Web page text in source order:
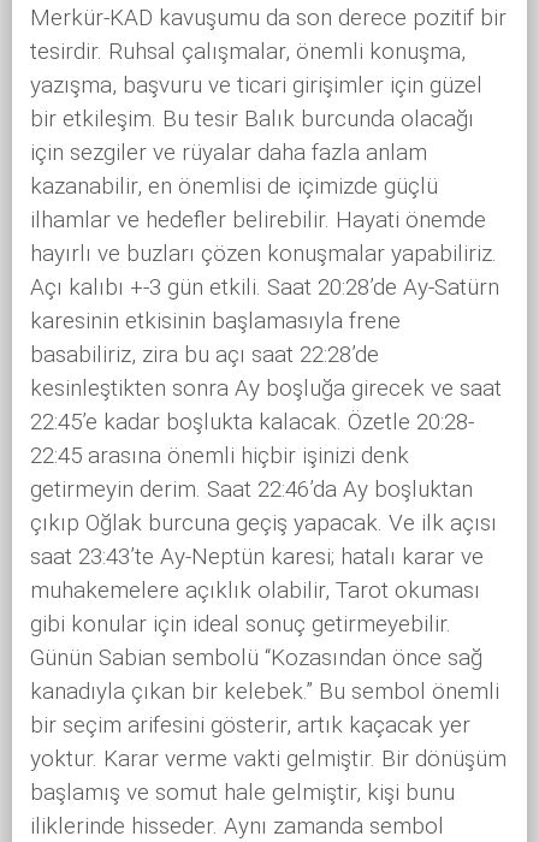
Merkür-KAD kavuşumu da son derece pozitif bir
tesirdir. Ruhsal çalışmalar, önemli konuşma,
yazışma, başvuru ve ticari girişimler için güzel
bir etkileşim. Bu tesir Balık burcunda olacağı
için sezgiler ve rüyalar daha fazla anlam
kazanabilir, en önemlisi de içimizde güçlü
ilhamlar ve hedefler belirebilir. Hayati önemde
hayırlı ve buzları çözen konuşmalar yapabiliriz.
Açı kalıbı +-3 gün etkili. Saat 20:28’de Ay-Satürn
karesinin etkisinin başlamasıyla frene
basabiliriz, zira bu açı saat 22:28’de
kesinleştikten sonra Ay boşluğa girecek ve saat
22:45’e kadar boşlukta kalacak. Özetle 20:28-
22:45 arasına önemli hiçbir işinizi denk
getirmeyin derim. Saat 22:46’da Ay boşluktan
çıkıp Oğlak burcuna geçiş yapacak. Ve ilk açısı
saat 23:43’te Ay-Neptün karesi; hatalı karar ve
muhakemelere açıklık olabilir, Tarot okuması
gibi konular için ideal sonuç getirmeyebilir.
Günün Sabian sembolü “Kozasından önce sağ
kanadıyla çıkan bir kelebek.” Bu sembol önemli
bir seçim arifesini gösterir, artık kaçacak yer
yoktur. Karar verme vakti gelmiştir. Bir dönüşüm
başlamış ve somut hale gelmiştir, kişi bunu
iliklerinde hisseder. Aynı zamanda sembol